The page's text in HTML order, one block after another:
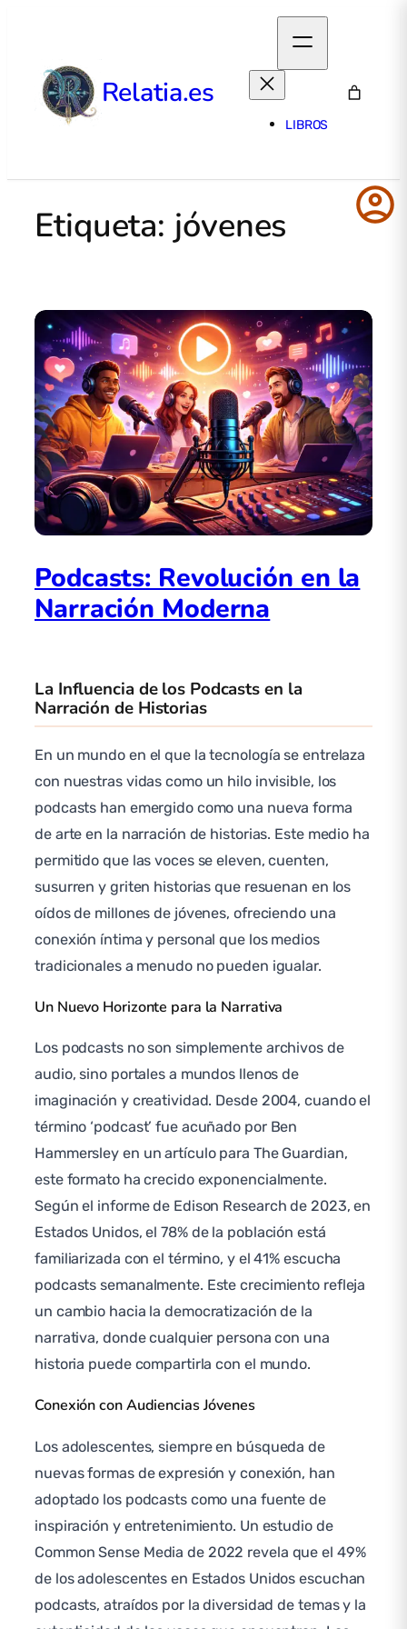
Relatia.es
LIBROS
Etiqueta: jóvenes
Podcasts: Revolución en la
Narración Moderna
La Influencia de los Podcasts en la
Narración de Historias
En un mundo en el que la tecnología se entrelaza
con nuestras vidas como un hilo invisible, los
podcasts han emergido como una nueva forma
de arte en la narración de historias. Este medio ha
permitido que las voces se eleven, cuenten,
susurren y griten historias que resuenan en los
oídos de millones de jóvenes, ofreciendo una
conexión íntima y personal que los medios
tradicionales a menudo no pueden igualar.
Un Nuevo Horizonte para la Narrativa
Los podcasts no son simplemente archivos de
audio, sino portales a mundos llenos de
imaginación y creatividad. Desde 2004, cuando el
término ‘podcast’ fue acuñado por Ben
Hammersley en un artículo para The Guardian,
este formato ha crecido exponencialmente.
Según el informe de Edison Research de 2023, en
Estados Unidos, el 78% de la población está
familiarizada con el término, y el 41% escucha
podcasts semanalmente. Este crecimiento refleja
un cambio hacia la democratización de la
narrativa, donde cualquier persona con una
historia puede compartirla con el mundo.
Conexión con Audiencias Jóvenes
Los adolescentes, siempre en búsqueda de
nuevas formas de expresión y conexión, han
adoptado los podcasts como una fuente de
inspiración y entretenimiento. Un estudio de
Common Sense Media de 2022 revela que el 49%
de los adolescentes en Estados Unidos escuchan
podcasts, atraídos por la diversidad de temas y la
account_circle